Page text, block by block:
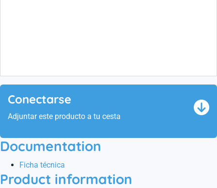
Conectarse
Adjuntar este producto a tu cesta
Documentation
Ficha técnica
Product information